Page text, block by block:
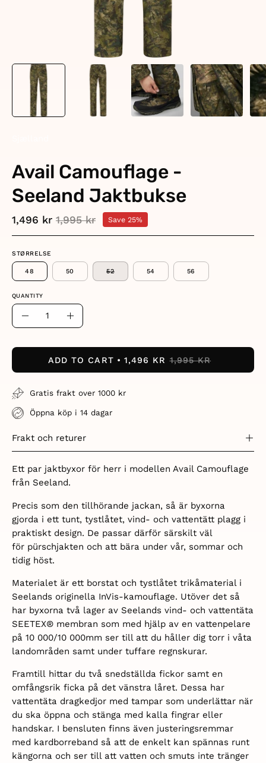
Avail Camouflage -
Seeland Jaktbukse
1,496 kr 1,995 kr Save 25%
STØRRELSE
48 50 52 54 56
QUANTITY
Quantity
Decrease Increase
ADD TO CART 1,496 KR 1,995 KR
Gratis frakt over 1000 kr
Öppna köp i 14 dagar
Frakt och returer
Ett par jaktbyxor för herr i modellen Avail Camouflage
från Seeland.
Precis som den tillhörande jackan, så är byxorna
gjorda i ett tunt, tystlåtet, vind- och vattentätt plagg i
praktiskt design. De passar därför särskilt väl
för pürschjakten och att bära under vår, sommar och
tidig höst.
Materialet är ett borstat och tystlåtet trikåmaterial i
Seelands originella InVis-kamouflage. Utöver det så
har byxorna två lager av Seelands vind- och vattentäta
SEETEX® membran som med hjälp av en vattenpelare
på 10 000/10 000mm ser till att du håller dig torr i våta
landområden samt under tuffare regnskurar.
Framtill hittar du två snedställda fickor samt en
omfångsrik ficka på det vänstra låret. Dessa har
vattentäta dragkedjor med tampar som underlättar när
du ska öppna och stänga med kalla fingrar eller
handskar. I bensluten finns även justeringsremmar
med kardborreband så att de enkelt kan spännas runt
kängorna och ser till att vatten och smuts inte tränger